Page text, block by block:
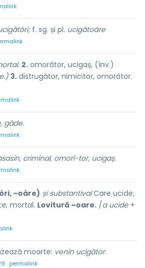
f. sg. și pl. ucigătoáre
2. omorâtor, ucigaș, (înv.)
3. distrugător, nimicitor, omorâtor.
gâde.
criminal, omorî-tor, ucigaș.
~oáre) și substantivalCare ucide;
mortal. Lovitură ~oare. /a ucide+
moarte: venin ucigător.
permalink